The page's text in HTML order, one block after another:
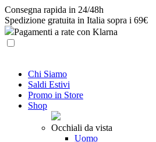
Skip
to
content
Consegna rapida in 24/48h
Spedizione gratuita in Italia sopra i 69€
Pagamenti a rate con Klarna
Chi Siamo
Saldi Estivi
Promo in Store
Shop
Occhiali da vista
Uomo